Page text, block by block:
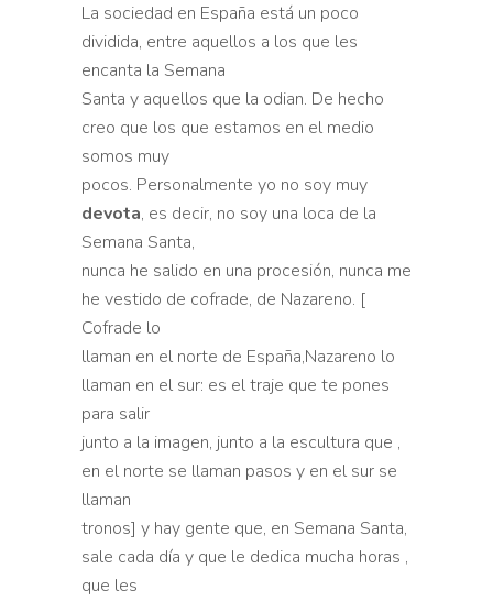
La sociedad en España está un poco
dividida, entre aquellos a los que les
encanta la Semana
Santa y aquellos que la odian. De hecho
creo que los que estamos en el medio
somos muy
pocos. Personalmente yo no soy muy
devota, es decir, no soy una loca de la
Semana Santa,
nunca he salido en una procesión, nunca me
he vestido de cofrade, de Nazareno. [
Cofrade lo
llaman en el norte de España,Nazareno lo
llaman en el sur: es el traje que te pones
para salir
junto a la imagen, junto a la escultura que ,
en el norte se llaman pasos y en el sur se
llaman
tronos] y hay gente que, en Semana Santa,
sale cada día y que le dedica mucha horas ,
que les